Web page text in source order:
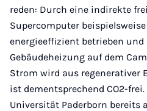
reden: Durch eine indirekte
Supercomputer
energieeffizient betrieben und
Gebäudeheizung auf dem
Strom wird aus regenerativer
ist dementsprechend CO2-
Universität Paderborn bereits